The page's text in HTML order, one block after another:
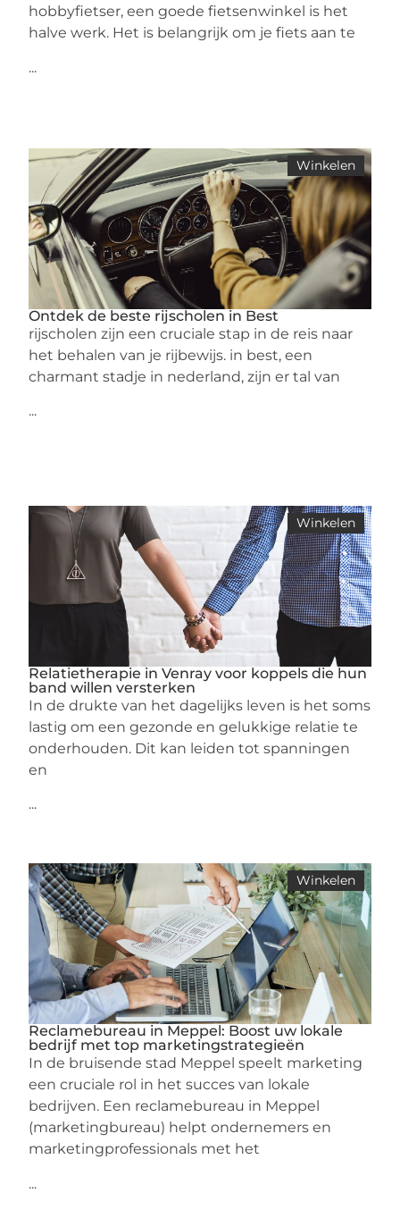
hobbyfietser, een goede fietsenwinkel is het
halve werk. Het is belangrijk om je fiets aan te
...
Winkelen
Ontdek de beste rijscholen in Best
rijscholen zijn een cruciale stap in de reis naar
het behalen van je rijbewijs. in best, een
charmant stadje in nederland, zijn er tal van
...
Winkelen
Relatietherapie in Venray voor koppels die hun
band willen versterken
In de drukte van het dagelijks leven is het soms
lastig om een gezonde en gelukkige relatie te
onderhouden. Dit kan leiden tot spanningen
en
...
Winkelen
Reclamebureau in Meppel: Boost uw lokale
bedrijf met top marketingstrategieën
In de bruisende stad Meppel speelt marketing
een cruciale rol in het succes van lokale
bedrijven. Een reclamebureau in Meppel
(marketingbureau) helpt ondernemers en
marketingprofessionals met het
...